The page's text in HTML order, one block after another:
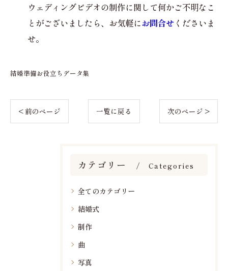
ウェディングビデオの制作に関して何かご不明なこ
とがございましたら、お気軽にお問合せ くださいま
せ。
結婚準備お役立ちデータ集
< 前のページ 一覧に戻る 次のページ >
カテゴリー Categories
全てのカテゴリー
結婚式
制作
曲
写真